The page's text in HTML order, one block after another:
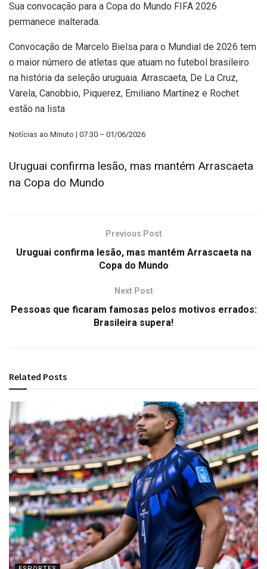
Sua convocação para a Copa do Mundo FIFA 2026
permanece inalterada.
Convocação de Marcelo Bielsa para o Mundial de 2026 tem
o maior número de atletas que atuam no futebol brasileiro
na história da seleção uruguaia. Arrascaeta, De La Cruz,
Varela, Canobbio, Piquerez, Emiliano Martínez e Rochet
estão na lista
Notícias ao Minuto | 07:30 – 01/06/2026
Uruguai confirma lesão, mas mantém Arrascaeta
na Copa do Mundo
Previous Post
Uruguai confirma lesão, mas mantém Arrascaeta na
Copa do Mundo
Next Post
Pessoas que ficaram famosas pelos motivos errados:
Brasileira supera!
Related Posts